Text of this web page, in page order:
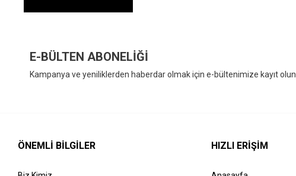
E-BÜLTEN ABONELİĞİ
Kampanya ve yeniliklerden haberdar olmak için e-bültenimize kayıt olun.
ÖNEMLI BILGILER HIZLI ERIŞIM